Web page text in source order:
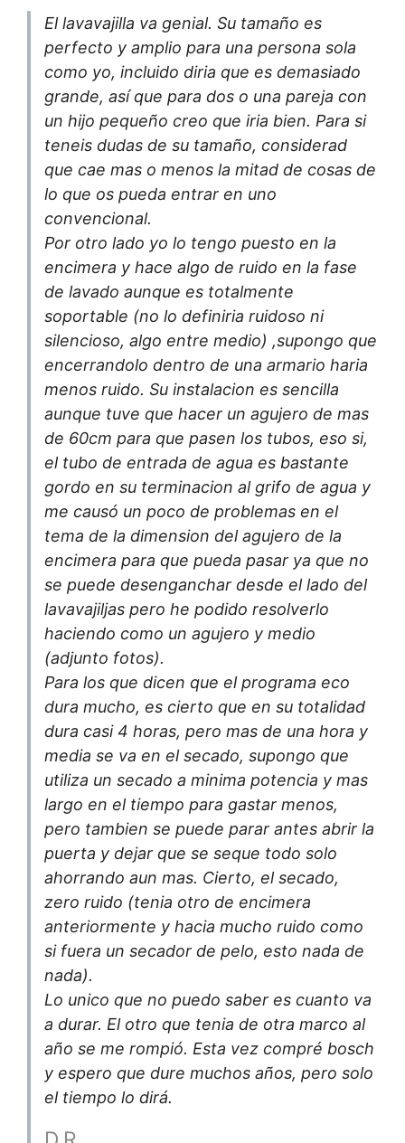
El lavavajilla va genial. Su tamaño es
perfecto y amplio para una persona sola
como yo, incluido diria que es demasiado
grande, así que para dos o una pareja con
un hijo pequeño creo que iria bien. Para si
teneis dudas de su tamaño, considerad
que cae mas o menos la mitad de cosas de
lo que os pueda entrar en uno
convencional.
Por otro lado yo lo tengo puesto en la
encimera y hace algo de ruido en la fase
de lavado aunque es totalmente
soportable (no lo definiria ruidoso ni
silencioso, algo entre medio) ,supongo que
encerrandolo dentro de una armario haria
menos ruido. Su instalacion es sencilla
aunque tuve que hacer un agujero de mas
de 60cm para que pasen los tubos, eso si,
el tubo de entrada de agua es bastante
gordo en su terminacion al grifo de agua y
me causó un poco de problemas en el
tema de la dimension del agujero de la
encimera para que pueda pasar ya que no
se puede desenganchar desde el lado del
lavavajiljas pero he podido resolverlo
haciendo como un agujero y medio
(adjunto fotos).
Para los que dicen que el programa eco
dura mucho, es cierto que en su totalidad
dura casi 4 horas, pero mas de una hora y
media se va en el secado, supongo que
utiliza un secado a minima potencia y mas
largo en el tiempo para gastar menos,
pero tambien se puede parar antes abrir la
puerta y dejar que se seque todo solo
ahorrando aun mas. Cierto, el secado,
zero ruido (tenia otro de encimera
anteriormente y hacia mucho ruido como
si fuera un secador de pelo, esto nada de
nada).
Lo unico que no puedo saber es cuanto va
a durar. El otro que tenia de otra marco al
año se me rompió. Esta vez compré bosch
y espero que dure muchos años, pero solo
el tiempo lo dirá.